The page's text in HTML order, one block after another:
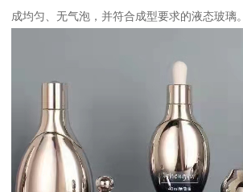
成均匀、无气泡，并符合成型要求的液态玻璃。